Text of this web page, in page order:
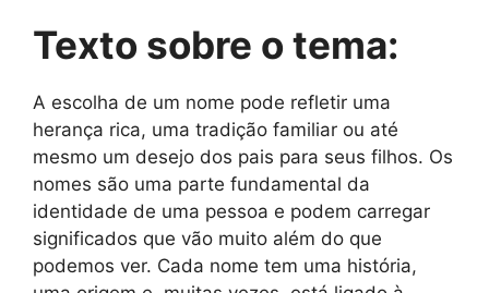
Texto sobre o tema:
A escolha de um nome pode refletir uma
herança rica, uma tradição familiar ou até
mesmo um desejo dos pais para seus filhos. Os
nomes são uma parte fundamental da
identidade de uma pessoa e podem carregar
significados que vão muito além do que
podemos ver. Cada nome tem uma história,